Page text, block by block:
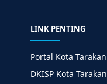
LINK PENTING
Portal Kota Tarakan
DKISP Kota Tarakan